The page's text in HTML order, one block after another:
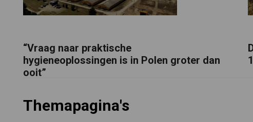
“Vraag naar praktische
hygieneoplossingen is in Polen groter dan
ooit”
Themapagina's